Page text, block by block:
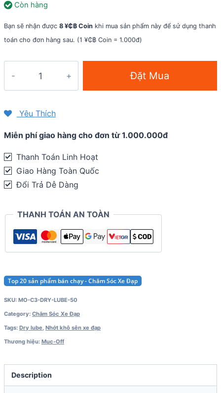
Còn hàng
Bạn sẽ nhận được 8 ¥₵฿ Coin khi mua sản phẩm này để sử dụng thanh
toán cho đơn hàng sau. (1 ¥₵฿ Coin = 1.000đ)
Sên
Đạp
Muc-
Off
C3
Lube
50ml
Đặt Mua
Yêu Thích
Miễn phí giao hàng cho đơn từ 1.000.000đ
Thanh Toán Linh Hoạt
Giao Hàng Toàn Quốc
Đổi Trả Dễ Dàng
THANH TOÁN AN TOÀN
Top 20 sản phẩm bán chạy - Chăm Sóc Xe Đạp
SKU: MO-C3-DRY-LUBE-50
Category: Chăm Sóc Xe Đạp
Tags: Dry lube, Nhớt khô sên xe đạp
Thương hiệu: Muc-Off
Description